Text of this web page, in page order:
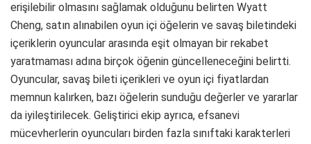
erişilebilir olmasını sağlamak olduğunu belirten Wyatt
Cheng, satın alınabilen oyun içi öğelerin ve savaş biletindeki
içeriklerin oyuncular arasında eşit olmayan bir rekabet
yaratmaması adına birçok öğenin güncelleneceğini belirtti.
Oyuncular, savaş bileti içerikleri ve oyun içi fiyatlardan
memnun kalırken, bazı öğelerin sunduğu değerler ve yararlar
da iyileştirilecek. Geliştirici ekip ayrıca, efsanevi
mücevherlerin oyuncuları birden fazla sınıftaki karakterleri